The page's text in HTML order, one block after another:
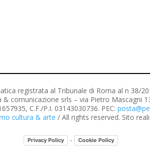
registrata al Tribunale di Roma al n 38/
& comunicazione srls – via Pietro Mascagni
C.F./P.I. 03143030736. PEC:
cultura & arte / All rights reserved. Sito
Privacy Policy - Cookie Policy